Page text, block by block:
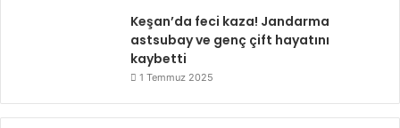
Keşan’da feci kaza! Jandarma
astsubay ve genç çift hayatını
kaybetti
1 Temmuz 2025